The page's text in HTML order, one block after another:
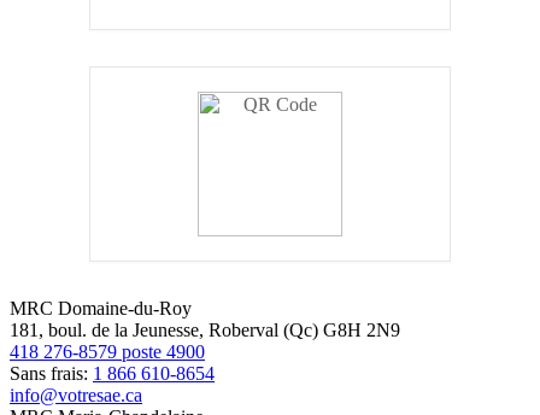
MRC Domaine-du-Roy
181, boul. de la Jeunesse, Roberval (Qc) G8H 2N9
418 276-8579 poste 4900
Sans frais: 1 866 610-8654
info@votresae.ca